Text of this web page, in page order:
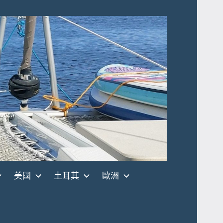
美國 土耳其 歐洲